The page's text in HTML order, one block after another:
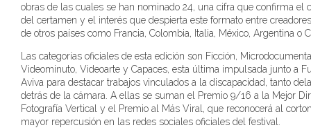
obras de las cuales se han nominado 24, una cifra que confirma el
del certamen y el interés que despierta este formato entre
de otros países como Francia, Colombia, Italia, México, Argentina o
Las categorías oficiales de esta edición son Ficción,
Videominuto, Videoarte y Capaces, esta última impulsada junto a
Aviva para destacar trabajos vinculados a la discapacidad, tanto
detrás de la cámara. A ellas se suman el Premio 9/16 a la Mejor
Fotografía Vertical y el Premio al Más Viral, que reconocerá al
mayor repercusión en las redes sociales oficiales del festival.